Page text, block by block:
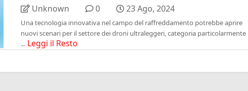
Unknown 0 23 Ago, 2024
Una tecnologia innovativa nel campo del raffreddamento potrebbe aprire
nuovi scenari per il settore dei droni ultraleggeri, categoria particolarmente
... Leggi il Resto